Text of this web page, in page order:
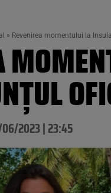
» Revenirea momentului la
2023 | 23:45